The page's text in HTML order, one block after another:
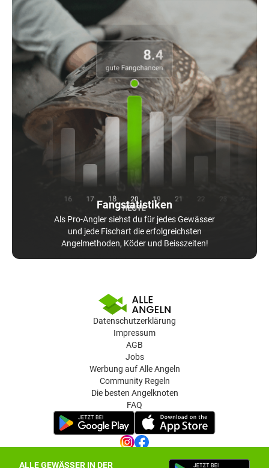
ALLE GEWÄSSER IN DER
Fangstatistiken
Als Pro-Angler siehst du für jedes Gewässer
und jede Fischart die erfolgreichsten
Angelmethoden, Köder und Beisszeiten!
Datenschutzerklärung
Impressum
AGB
Jobs
Werbung auf Alle Angeln
Community Regeln
Die besten Angelknoten
FAQ